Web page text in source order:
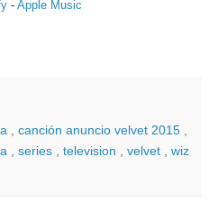
- Apple Music
canción anuncio velvet 2015
series television velvet
wiz